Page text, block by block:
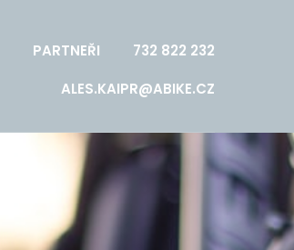
PARTNEŘI
732 822 232
ALES.KAIPR@ABIKE.CZ